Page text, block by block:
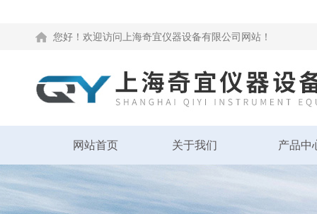
您好！欢迎访问上海奇宜仪器设备有限公司网站！
网站首页 关于我们 产品中